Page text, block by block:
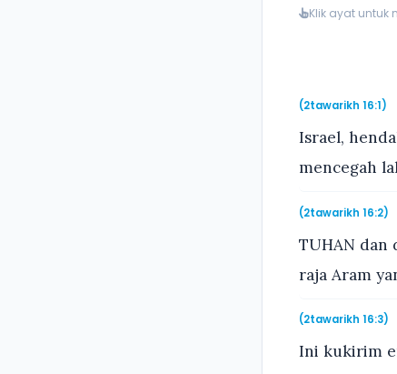
Klik ayat
(2tawarikh 16:1)
Israel,
mencegah
(2tawarikh 16:2)
TUHAN dan
raja Aram
(2tawarikh 16:3)
Ini kukirim